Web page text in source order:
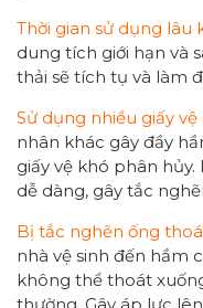
Thời gian sử dụng lâu
dung tích giới hạn và
thải sẽ tích tụ và làm
Sử dụng nhiều giấy
nhân khác gây đầy
giấy vệ khó phân
dễ dàng, gây tắc
Bị tắc nghẽn ống
nhà vệ sinh đến hầm
không thể thoát